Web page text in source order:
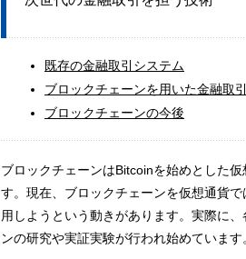
既存の金融取引システム
ブロックチェーンを用いた金融取
ブロックチェーンの今後
ブロックチェーンはBitcoinを始めとした
す。現在、ブロックチェーンを仮想通貨
用しようという動きがあります。実際に
ンの研究や実証実験が行われ始めています